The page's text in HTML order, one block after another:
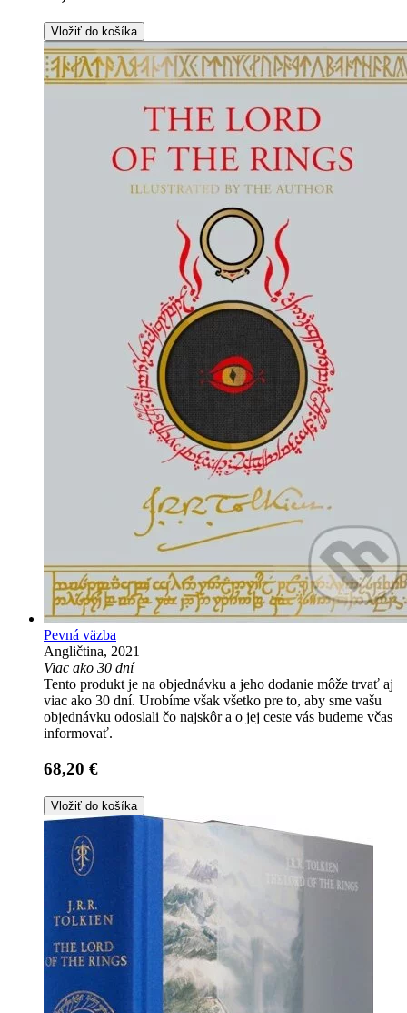
Vložiť do košíka
Pevná väzba
Angličtina, 2021
Viac ako 30 dní
Tento produkt je na objednávku a jeho dodanie môže trvať aj
viac ako 30 dní. Urobíme však všetko pre to, aby sme vašu
objednávku odoslali čo najskôr a o jej ceste vás budeme včas
informovať.
68,20 €
Vložiť do košíka